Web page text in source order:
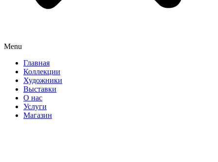
Menu
Главная
Коллекции
Художники
Выставки
О нас
Услуги
Магазин